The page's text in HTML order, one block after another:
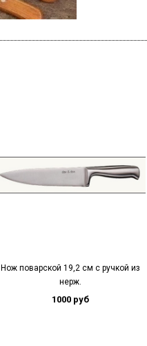
Нож поварской 19,2 см с ручкой из
нерж.
1000 руб